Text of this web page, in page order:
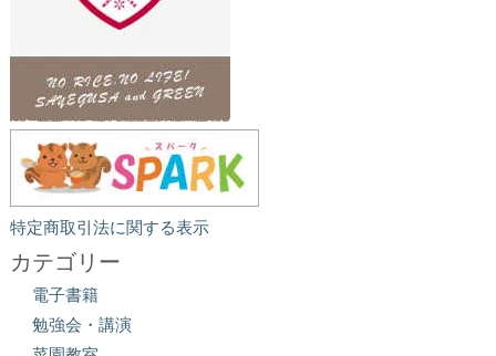
特定商取引法に関する表示
カテゴリー
電子書籍
勉強会・講演